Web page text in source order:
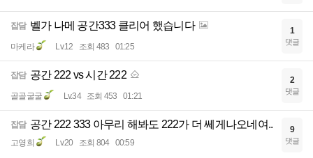
잡담 벨가 나메 공간333 클리어 했습니다
마케라 Lv.12 조회 483 01:25
1
댓글
잡담 공간 222 vs 시간 222
골골굴굴 Lv.34 조회 453 01:21
2
댓글
잡담 공간 222 333 아무리 해봐도 222가 더 쎄게나오네여..
고영희 Lv.20 조회 804 00:59
9
댓글